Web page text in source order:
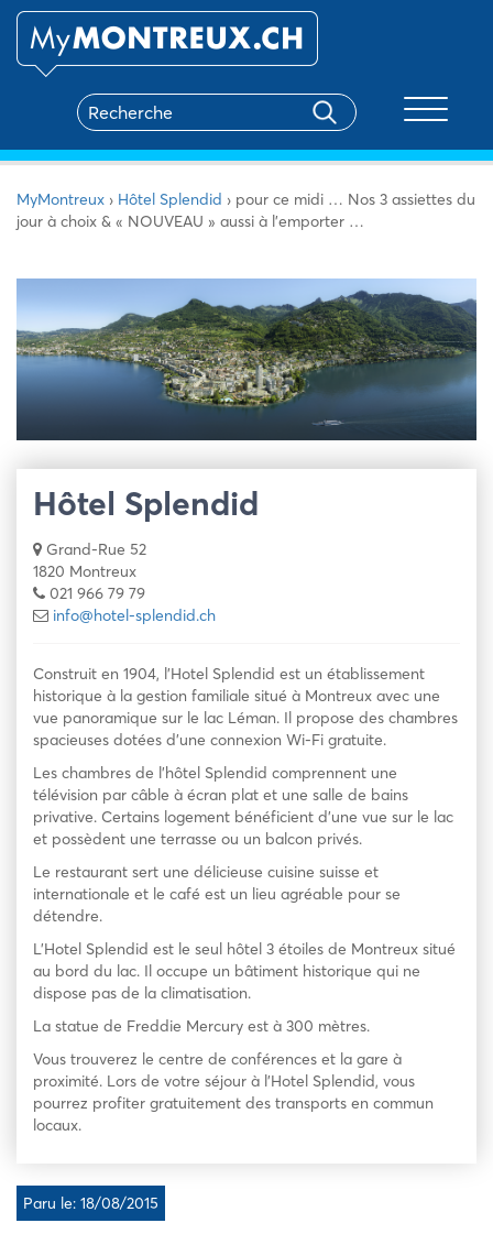
MyMontreux › Hôtel Splendid › pour ce midi … Nos 3 assiettes du
jour à choix & « NOUVEAU » aussi à l’emporter …
Hôtel Splendid
Grand-Rue 52
1820 Montreux
021 966 79 79
info@hotel-splendid.ch
Construit en 1904, l’Hotel Splendid est un établissement
historique à la gestion familiale situé à Montreux avec une
vue panoramique sur le lac Léman. Il propose des chambres
spacieuses dotées d’une connexion Wi-Fi gratuite.
Les chambres de l’hôtel Splendid comprennent une
télévision par câble à écran plat et une salle de bains
privative. Certains logement bénéficient d’une vue sur le lac
et possèdent une terrasse ou un balcon privés.
Le restaurant sert une délicieuse cuisine suisse et
internationale et le café est un lieu agréable pour se
détendre.
L’Hotel Splendid est le seul hôtel 3 étoiles de Montreux situé
au bord du lac. Il occupe un bâtiment historique qui ne
dispose pas de la climatisation.
La statue de Freddie Mercury est à 300 mètres.
Vous trouverez le centre de conférences et la gare à
proximité. Lors de votre séjour à l’Hotel Splendid, vous
pourrez profiter gratuitement des transports en commun
locaux.
Paru le: 18/08/2015